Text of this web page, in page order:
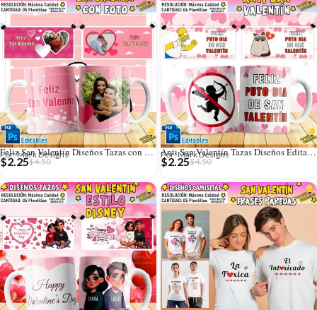
Feliz San Valentín Diseños Tazas con Foto
Por: Mark Designs
$4.50
$2.25
Anti San Valentín Tazas Diseños Editables
Por: Mark Designs
$4.50
$2.25